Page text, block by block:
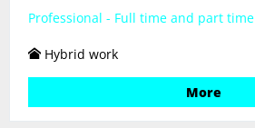
Professional - Full time and part time
Hybrid work
More